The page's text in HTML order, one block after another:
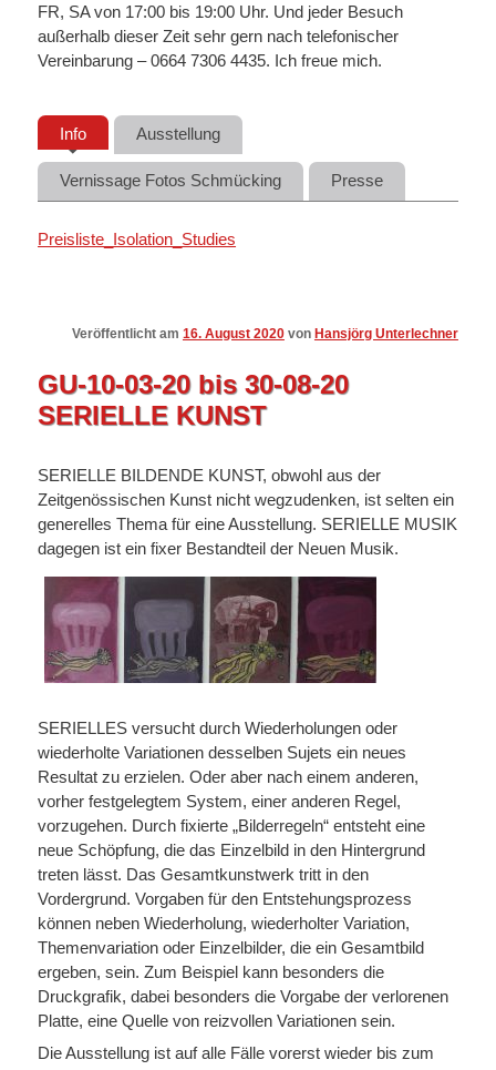
FR, SA von 17:00 bis 19:00 Uhr. Und jeder Besuch
außerhalb dieser Zeit sehr gern nach telefonischer
Vereinbarung – 0664 7306 4435. Ich freue mich.
Info Ausstellung
Vernissage Fotos Schmücking Presse
Preisliste_Isolation_Studies
Veröffentlicht am 16. August 2020 von Hansjörg Unterlechner
GU-10-03-20 bis 30-08-20
SERIELLE KUNST
SERIELLE BILDENDE KUNST, obwohl aus der
Zeitgenössischen Kunst nicht wegzudenken, ist selten ein
generelles Thema für eine Ausstellung. SERIELLE MUSIK
dagegen ist ein fixer Bestandteil der Neuen Musik.
SERIELLES versucht durch Wiederholungen oder
wiederholte Variationen desselben Sujets ein neues
Resultat zu erzielen. Oder aber nach einem anderen,
vorher festgelegtem System, einer anderen Regel,
vorzugehen. Durch fixierte „Bilderregeln“ entsteht eine
neue Schöpfung, die das Einzelbild in den Hintergrund
treten lässt. Das Gesamtkunstwerk tritt in den
Vordergrund. Vorgaben für den Entstehungsprozess
können neben Wiederholung, wiederholter Variation,
Themenvariation oder Einzelbilder, die ein Gesamtbild
ergeben, sein. Zum Beispiel kann besonders die
Druckgrafik, dabei besonders die Vorgabe der verlorenen
Platte, eine Quelle von reizvollen Variationen sein.
Die Ausstellung ist auf alle Fälle vorerst wieder bis zum